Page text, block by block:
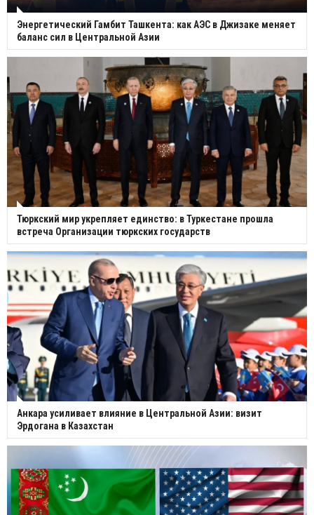
Энергетический Гамбит Ташкента: как АЭС в Джизаке меняет
баланс сил в Центральной Азии
Тюркский мир укрепляет единство: в Туркестане прошла
встреча Организации тюркских государств
Анкара усиливает влияние в Центральной Азии: визит
Эрдогана в Казахстан